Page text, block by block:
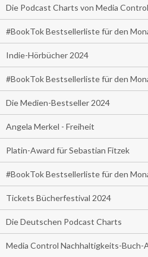
Die Podcast Charts von Media Control
#BookTok Bestsellerliste für den
Indie-Hörbücher 2024
#BookTok Bestsellerliste für den
Die Medien-Bestseller 2024
Angela Merkel - Freiheit
Platin-Award für Sebastian Fitzek
#BookTok Bestsellerliste für den
Tickets Bücherfestival 2024
Die Deutschen Podcast Charts
Media Control Nachhaltigkeits-Buch-